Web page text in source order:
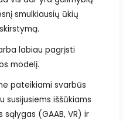
smulkiausių ūkių
labiau pagrįsti
modelį.
pateikiami svarbūs
susijusiems iššūkiams
(GAAB, VR) ir